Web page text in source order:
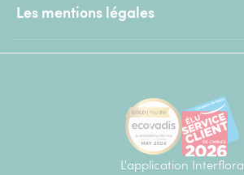
Les mentions légales
L'application Interflora